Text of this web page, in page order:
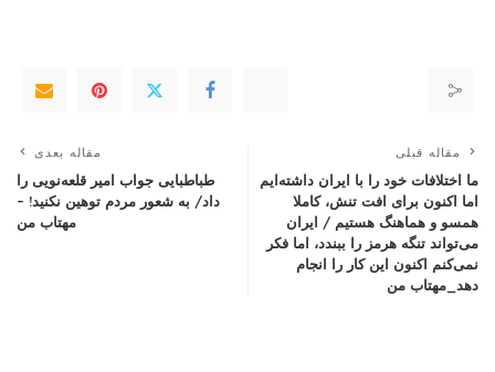
مقاله قبلی
ما اختلافات خود را با ایران داشته‌ایم
اما اکنون برای افت تنش، کاملا
همسو و هماهنگ هستیم / ایران
می‌تواند تنگه هرمز را ببندد، اما فکر
نمی‌کنم اکنون این کار را انجام
دهد_مهتاب من
مقاله بعدی
طباطبایی جواب امیر قلعه‌نویی را
داد/ به شعور مردم توهین نکنید! –
مهتاب من